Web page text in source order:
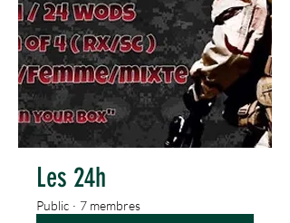
Les 24h
Public · 7 membres